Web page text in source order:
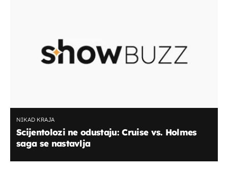
NIKAD KRAJA
Scijentolozi ne odustaju: Cruise vs. Holmes
saga se nastavlja